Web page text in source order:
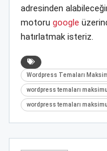
adresinden
motoru google
hatırlatmak isteriz.
Wordpress Temaları
wordpress temaları
wordpress temaları